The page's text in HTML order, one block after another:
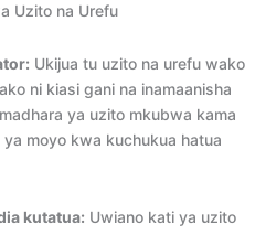
Uzito na Urefu
Ukijua tu uzito na urefu wako
ni kiasi gani na inamaanisha
ya uzito mkubwa kama
moyo kwa kuchukua hatua
kutatua: Uwiano kati ya uzito